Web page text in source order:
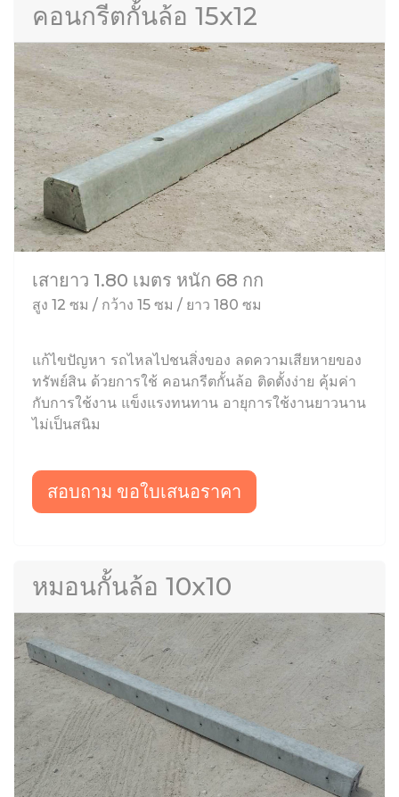
คอนกรีตกั้นล้อ 15x12
เสายาว 1.80 เมตร หนัก 68 กก
สูง 12 ซม / กว้าง 15 ซม / ยาว 180 ซม
แก้ไขปัญหา รถไหลไปชนสิ่งของ ลดความเสียหายของ
ทรัพย์สิน ด้วยการใช้ คอนกรีตกั้นล้อ ติดตั้งง่าย คุ้มค่า
กับการใช้งาน แข็งแรงทนทาน อายุการใช้งานยาวนาน
ไม่เป็นสนิม
สอบถาม ขอใบเสนอราคา
หมอนกั้นล้อ 10x10